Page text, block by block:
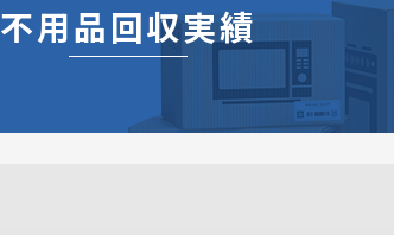
不用品回収実績